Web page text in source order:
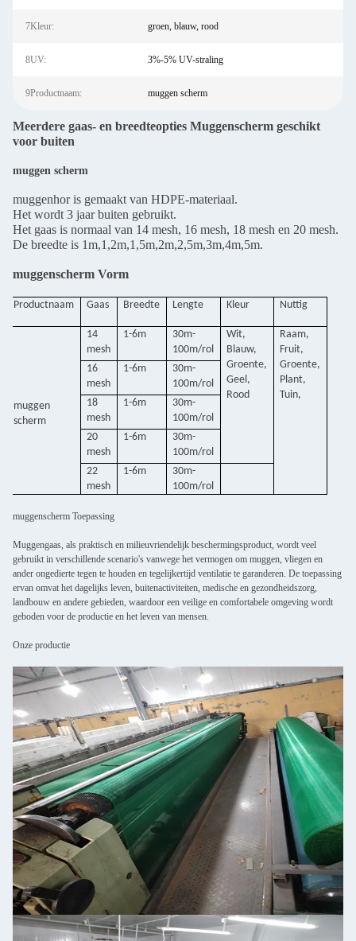
7Kleur: groen, blauw, rood
8UV: 3%-5% UV-straling
9Productnaam: muggen scherm
Meerdere gaas- en breedteopties Muggenscherm geschikt
voor buiten
muggen scherm
muggenhor is gemaakt van HDPE-materiaal.
Het wordt 3 jaar buiten gebruikt.
Het gaas is normaal van 14 mesh, 16 mesh, 18 mesh en 20 mesh.
De breedte is 1m,1,2m,1,5m,2m,2,5m,3m,4m,5m.
muggenscherm Vorm
Productnaam Gaas Breedte Lengte Kleur Nuttig
muggen
scherm
14
mesh
1-6m
30m-
100m/rol
Wit,
Blauw,
Groente,
Geel,
Rood
Raam,
Fruit,
Groente,
Plant,
Tuin,
16
mesh
1-6m
30m-
100m/rol
18
mesh
1-6m
30m-
100m/rol
20
mesh
1-6m
30m-
100m/rol
22
mesh
1-6m
30m-
100m/rol
muggenscherm Toepassing
Muggengaas, als praktisch en milieuvriendelijk beschermingsproduct, wordt veel
gebruikt in verschillende scenario's vanwege het vermogen om muggen, vliegen en
ander ongedierte tegen te houden en tegelijkertijd ventilatie te garanderen. De toepassing
ervan omvat het dagelijks leven, buitenactiviteiten, medische en gezondheidszorg,
landbouw en andere gebieden, waardoor een veilige en comfortabele omgeving wordt
geboden voor de productie en het leven van mensen.
Onze productie